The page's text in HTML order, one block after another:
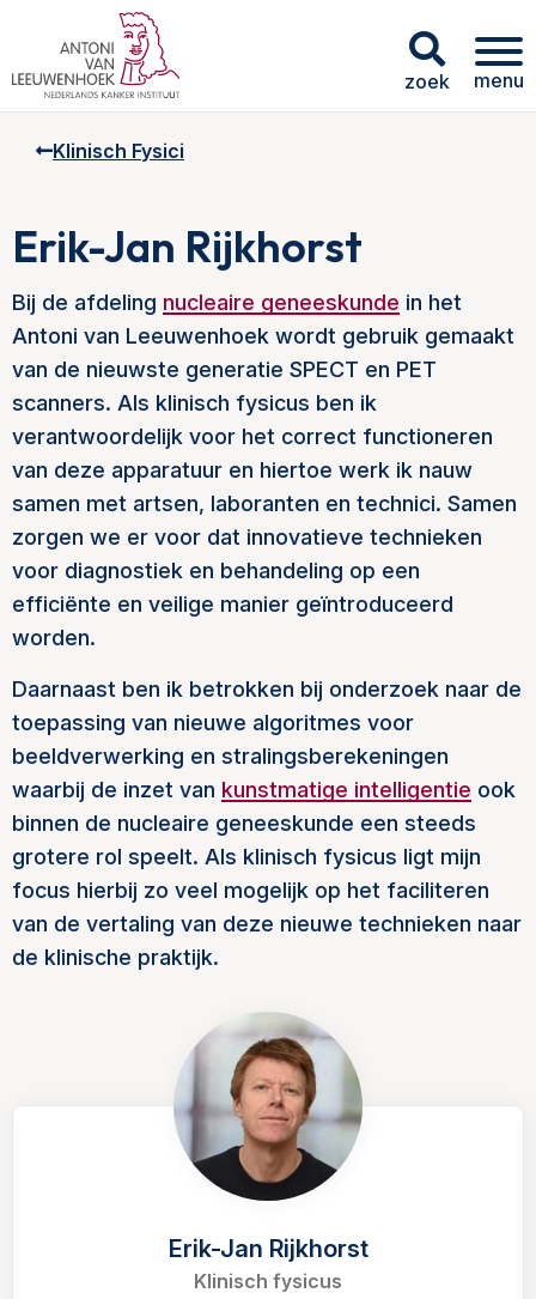
zoek menu
Klinisch Fysici
Erik-Jan Rijkhorst
Bij de afdeling nucleaire geneeskunde in het
Antoni van Leeuwenhoek wordt gebruik gemaakt
van de nieuwste generatie SPECT en PET
scanners. Als klinisch fysicus ben ik
verantwoordelijk voor het correct functioneren
van deze apparatuur en hiertoe werk ik nauw
samen met artsen, laboranten en technici. Samen
zorgen we er voor dat innovatieve technieken
voor diagnostiek en behandeling op een
efficiënte en veilige manier geïntroduceerd
worden.
Daarnaast ben ik betrokken bij onderzoek naar de
toepassing van nieuwe algoritmes voor
beeldverwerking en stralingsberekeningen
waarbij de inzet van kunstmatige intelligentie ook
binnen de nucleaire geneeskunde een steeds
grotere rol speelt. Als klinisch fysicus ligt mijn
focus hierbij zo veel mogelijk op het faciliteren
van de vertaling van deze nieuwe technieken naar
de klinische praktijk.
Erik-Jan Rijkhorst
Klinisch fysicus